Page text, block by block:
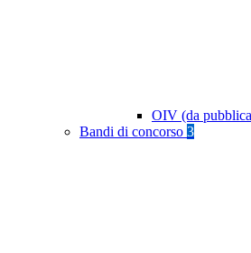
OIV (da
Bandi di concorso 3